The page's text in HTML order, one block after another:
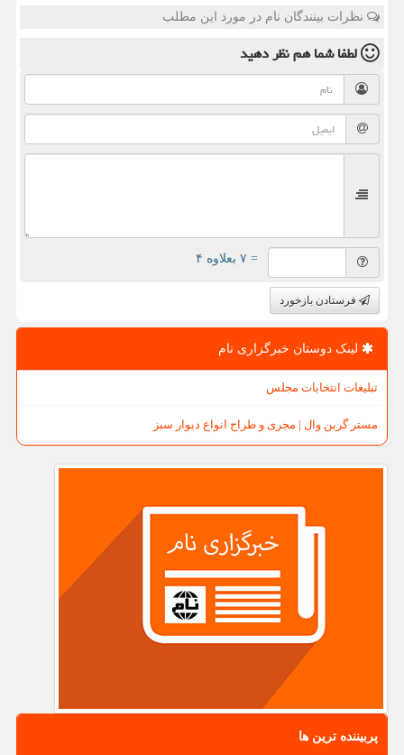
نظرات بینندگان نام در مورد این مطلب
لطفا شما همنظر دهید
= ۷ بعلاوه ۴
فرستادن بازخورد
لینک دوستان خبرگزاری نام
تبلیغات انتخابات مجلس
مستر گرین وال | مجری و طراح انواع دیوار سبز
پربیننده ترین ها